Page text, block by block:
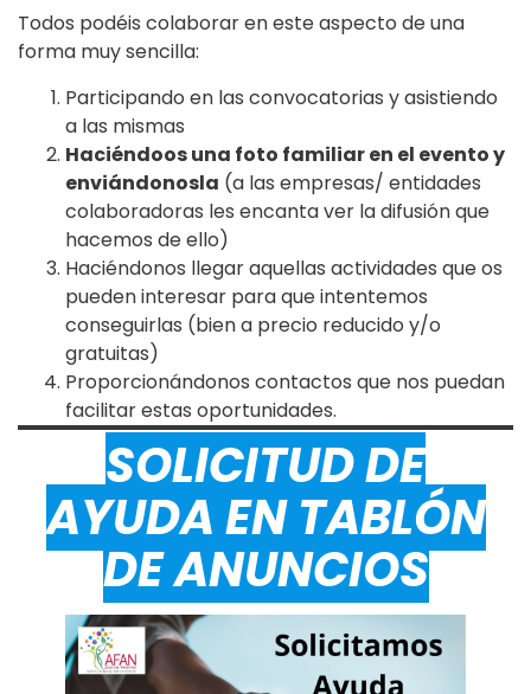
Todos podéis colaborar en este aspecto de una
forma muy sencilla:
Participando en las convocatorias y asistiendo
a las mismas
Haciéndoos una foto familiar en el evento y
enviándonosla (a las empresas/ entidades
colaboradoras les encanta ver la difusión que
hacemos de ello)
Haciéndonos llegar aquellas actividades que os
pueden interesar para que intentemos
conseguirlas (bien a precio reducido y/o
gratuitas)
Proporcionándonos contactos que nos puedan
facilitar estas oportunidades.
SOLICITUD DE
AYUDA EN TABLÓN
DE ANUNCIOS